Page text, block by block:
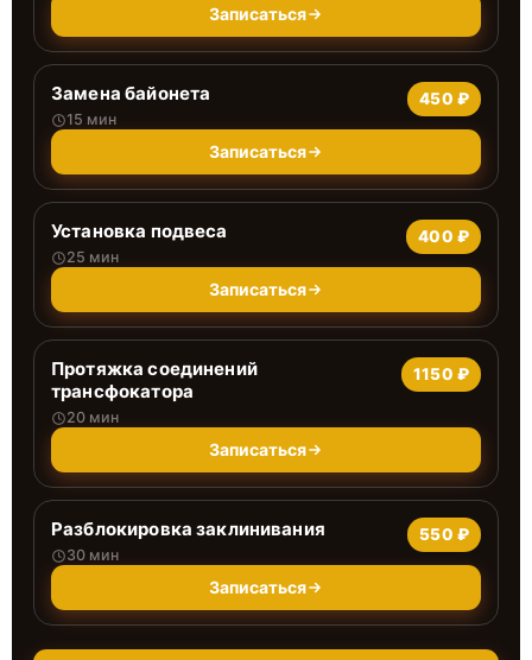
Записаться
Замена байонета
15 мин
450 ₽
Записаться
Установка подвеса
25 мин
400 ₽
Записаться
Протяжка соединений
трансфокатора
20 мин
1150 ₽
Записаться
Разблокировка заклинивания
30 мин
550 ₽
Записаться